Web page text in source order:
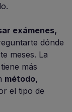
exámenes,
dónde
meses. La
más
método,
el tipo de